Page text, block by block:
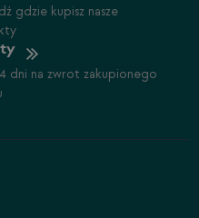
gdzie kupisz nasze
dni na zwrot zakupionego